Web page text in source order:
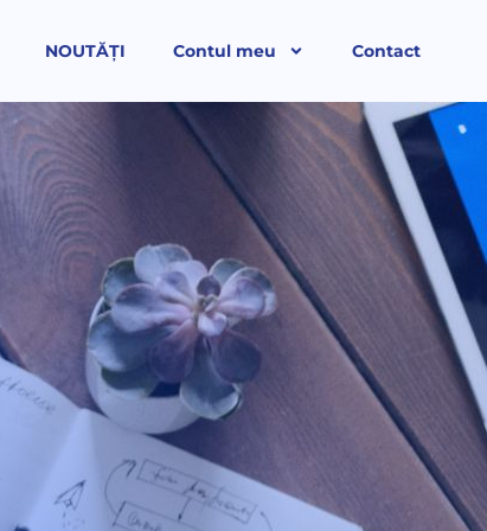
NOUTĂȚI Contul meu Contact